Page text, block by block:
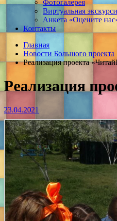
Фотогалерея
Виртуальная
Анкета «Оцените
Контакты
Главная
Новости Большого проекта
Реализация проекта
Реализация
23.04.2021